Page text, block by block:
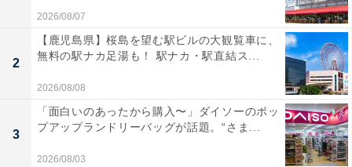
2026/08/07
2
【鹿児島県】桜島を望む駅ビルの大観覧車に、
無料の駅ナカ足湯も！ 駅ナカ・駅直結ス...
2026/08/08
3
「面白いのあったから購入〜」ダイソーのポッ
プアップランドリーバッグが話題。“さま...
2026/08/03